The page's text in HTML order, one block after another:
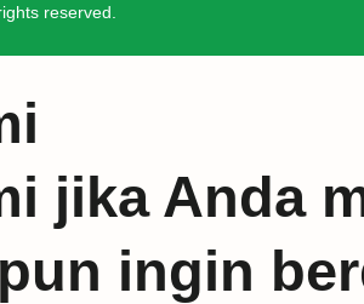
reserved.
jika Anda
ingin